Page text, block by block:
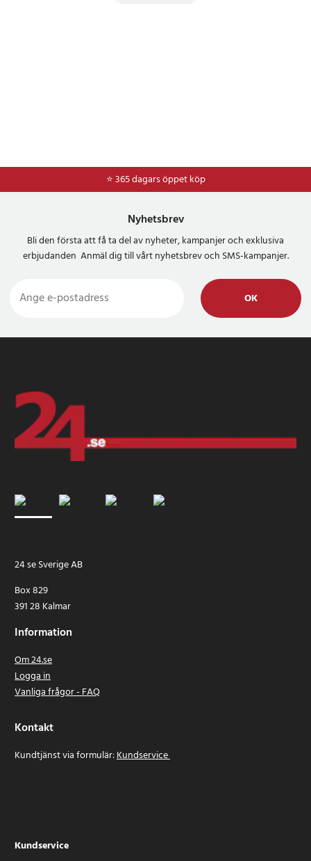
⭐ 365 dagars öppet köp
Nyhetsbrev
Bli den första att få ta del av nyheter, kampanjer och exklusiva
erbjudanden Anmäl dig till vårt nyhetsbrev och SMS-kampanjer.
OK
24 se Sverige AB
Box 829
391 28 Kalmar
Information
Om 24.se
Logga in
Vanliga frågor - FAQ
Kontakt
Kundtjänst via formulär:Kundservice
Kundservice